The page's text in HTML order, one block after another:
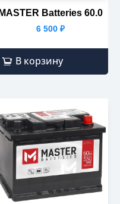
MASTER Batteries 60.0
6 500 ₽
В корзину